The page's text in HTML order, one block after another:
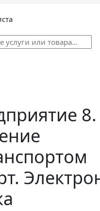
8.